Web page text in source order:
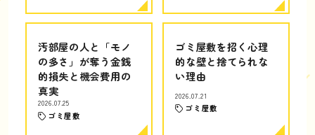
汚部屋の人と「モノ
の多さ」が奪う金銭
的損失と機会費用の
真実
2026.07.25
ゴミ屋敷
ゴミ屋敷を招く心理
的な壁と捨てられな
い理由
2026.07.21
ゴミ屋敷